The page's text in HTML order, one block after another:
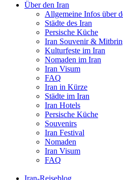
Über den Iran
Allgemeine Infos über
Städte des Iran
Persische Küche
Iran Souvenir &
Kulturfeste im Iran
Nomaden im Iran
Iran Visum
FAQ
Iran in Kürze
Städte im Iran
Iran Hotels
Persische Küche
Souvenirs
Iran Festival
Nomaden
Iran Visum
FAQ
Iran-Reiseblog